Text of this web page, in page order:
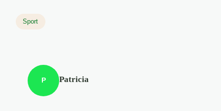
Sport
P Patricia